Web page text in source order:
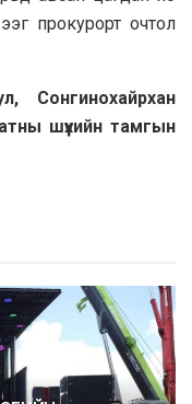
прокурорт очтол
Сонгинохайрхан
шүүхийн тамгын